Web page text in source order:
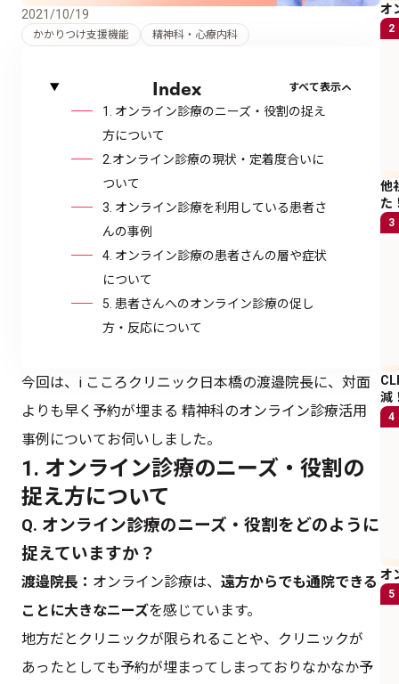
2021/10/19
かかりつけ支援機能 精神科・心療内科
Index すべて表示
1. オンライン診療のニーズ・役割の捉え
方について
2.オンライン診療の現状・定着度合いに
ついて
3. オンライン診療を利用している患者さ
んの事例
4. オンライン診療の患者さんの層や症状
について
5. 患者さんへのオンライン診療の促し
方・反応について
今回は、i こころクリニック日本橋の渡邉院長に、対面
よりも早く予約が埋まる 精神科のオンライン診療活用
事例についてお伺いしました。
1. オンライン診療のニーズ・役割の
捉え方について
Q. オンライン診療のニーズ・役割をどのように
捉えていますか？
渡邉院長： オンライン診療は、 遠方からでも通院できる
ことに大きなニーズを感じています。
地方だとクリニックが限られることや、クリニックが
あったとしても予約が埋まってしまっておりなかなか予
オ
2
他
た
3
減
4
オ
5